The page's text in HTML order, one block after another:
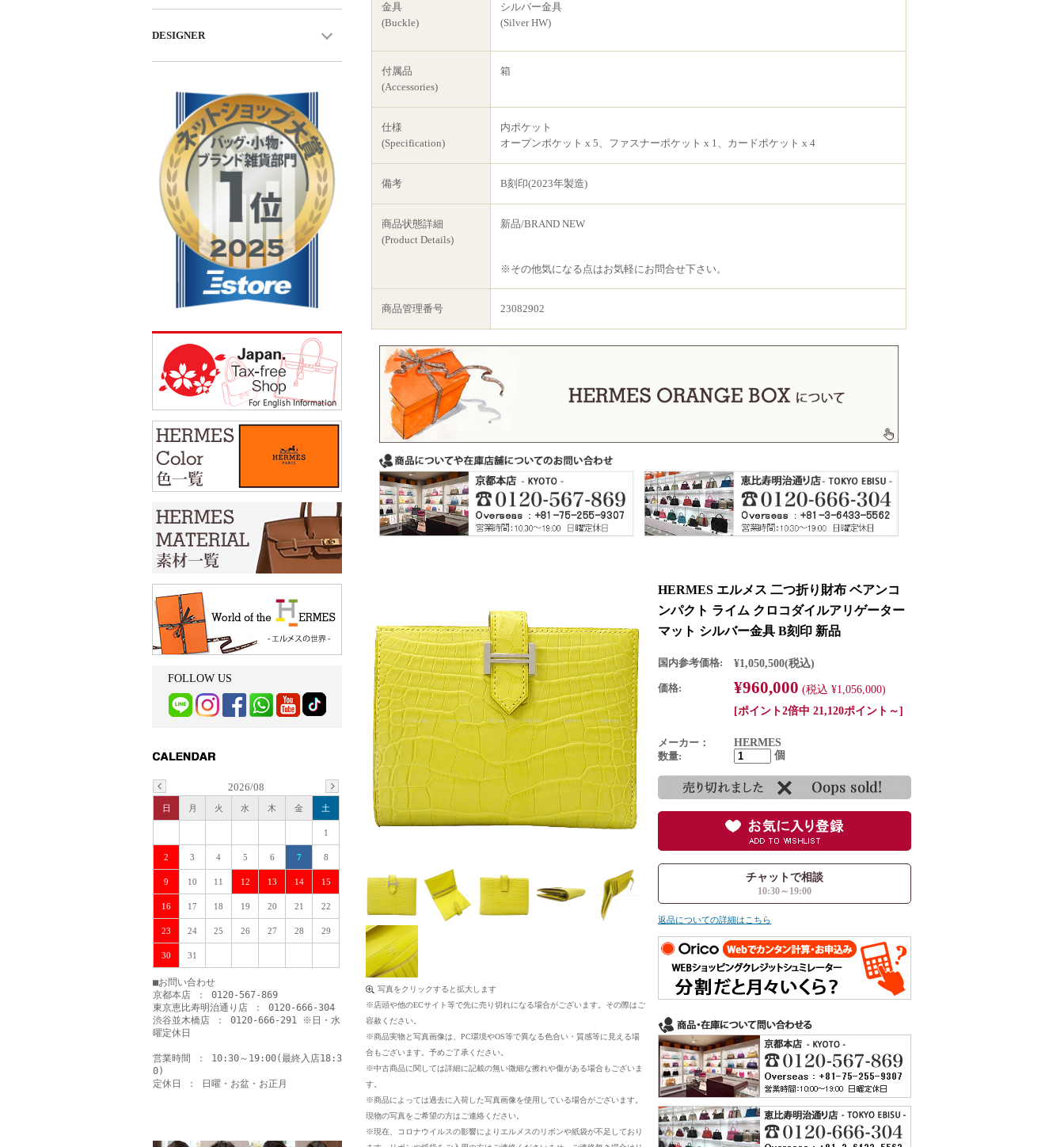
金具
(Buckle)
シルバー金具
(Silver HW)
付属品
(Accessories)
箱
仕様
(Specification)
内ポケット
オープンポケット x 5、ファスナーポケット x 1、カードポケット x 4
備考 B刻印(2023年製造)
商品状態詳細
(Product Details)
新品/BRAND NEW
※その他気になる点はお気軽にお問合せ下さい。
商品管理番号 23082902
写真をクリックすると拡大します
※店頭や他のECサイト等で先に売り切れになる場合がございます。その際はご
容赦ください。
※商品実物と写真画像は、PC環境やOS等で異なる色合い・質感等に見える場
合もございます。予めご了承ください。
※中古商品に関しては詳細に記載の無い微細な擦れや傷がある場合もございま
す。
※商品によっては過去に入荷した写真画像を使用している場合がございます。
現物の写真をご希望の方はご連絡ください。
※現在、コロナウイルスの影響によりエルメスのリボンや紙袋が不足しており
HERMES エルメス 二つ折り財布 ベアンコ
ンパクト ライム クロコダイルアリゲーター
マット シルバー金具 B刻印 新品
国内参考価格: ¥1,050,500(税込)
価格: ¥960,000 (税込 ¥1,056,000)
[ポイント2倍中 21,120ポイント～]
メーカー：
HERMES
数量:
個
チャットで相談
10:30～19:00
返品についての詳細はこちら
DESIGNER
FOLLOW US
2026/08
日 月 火 水 木 金 土
1
2 3 4 5 6 7 8
9 10 11 12 13 14 15
16 17 18 19 20 21 22
23 24 25 26 27 28 29
30 31
■お問い合わせ
京都本店 ： 0120-567-869
東京恵比寿明治通り店 ： 0120-666-304
渋谷並木橋店 ： 0120-666-291 ※日・水
曜定休日
営業時間 ： 10:30～19:00(最終入店18:3
0)
定休日 ： 日曜・お盆・お正月